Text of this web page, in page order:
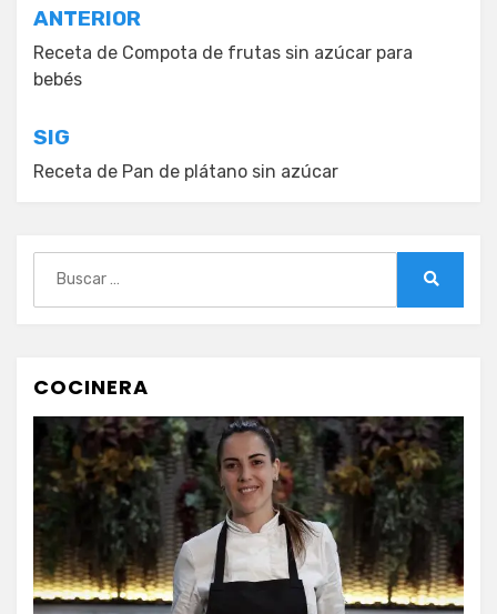
Navegación
de
entradas
ANTERIOR
Receta de Compota de frutas sin azúcar para
bebés
SIG
Receta de Pan de plátano sin azúcar
COCINERA